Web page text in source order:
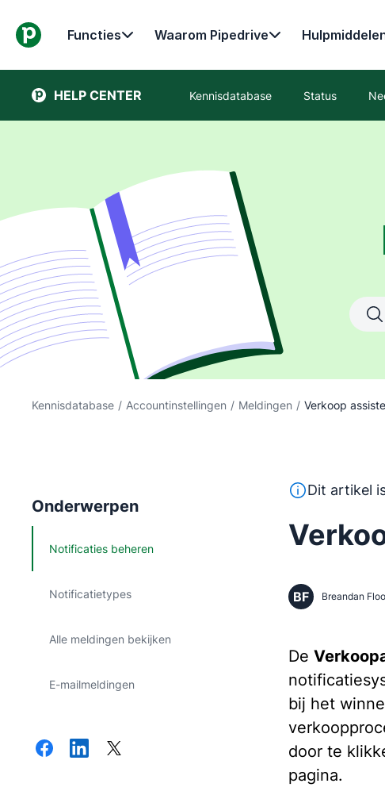
Functies Waarom Pipedrive
HELP CENTER Kennisdatabase Status
Kennisdatabase / Accountinstellingen / Meldingen / Verkoop
Onderwerpen
Notificaties beheren
Notificatietypes
Alle meldingen bekijken
E-mailmeldingen
Deze tekst is
Dit artikel
BF Breandan
De
bij het
door te
pagina.